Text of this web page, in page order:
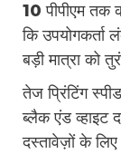
10 पीपीएम तक
कि उपयोगकर्ता
बड़ी मात्रा को
तेज प्रिंटिंग
ब्लैक एंड
दस्तावेज़ों के